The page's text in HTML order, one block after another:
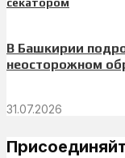
В Башкирии
неосторожном
31.07.2026